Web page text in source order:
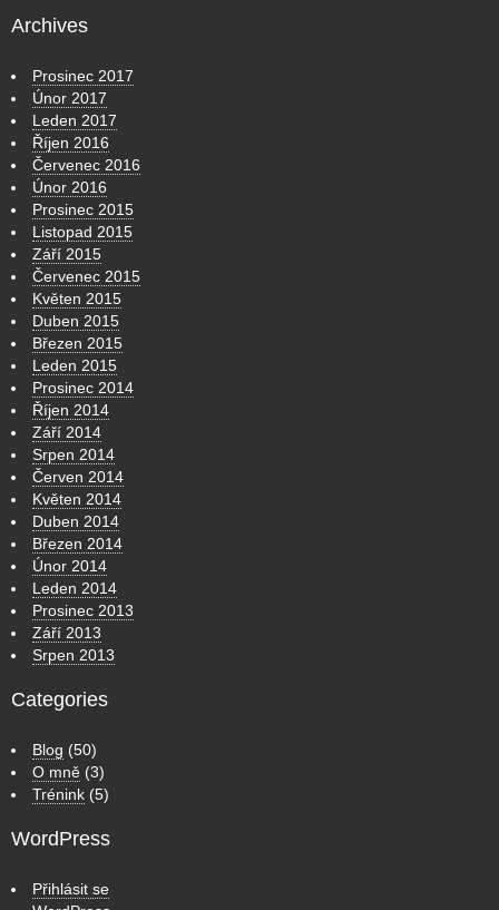
Archives
Prosinec 2017
Únor 2017
Leden 2017
Říjen 2016
Červenec 2016
Únor 2016
Prosinec 2015
Listopad 2015
Září 2015
Červenec 2015
Květen 2015
Duben 2015
Březen 2015
Leden 2015
Prosinec 2014
Říjen 2014
Září 2014
Srpen 2014
Červen 2014
Květen 2014
Duben 2014
Březen 2014
Únor 2014
Leden 2014
Prosinec 2013
Září 2013
Srpen 2013
Categories
Blog (50)
O mně (3)
Trénink (5)
WordPress
Přihlásit se